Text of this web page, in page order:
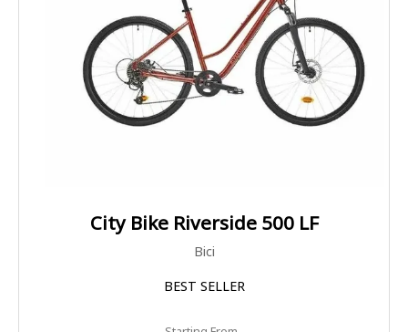
City Bike Riverside 500 LF
Bici
BEST SELLER